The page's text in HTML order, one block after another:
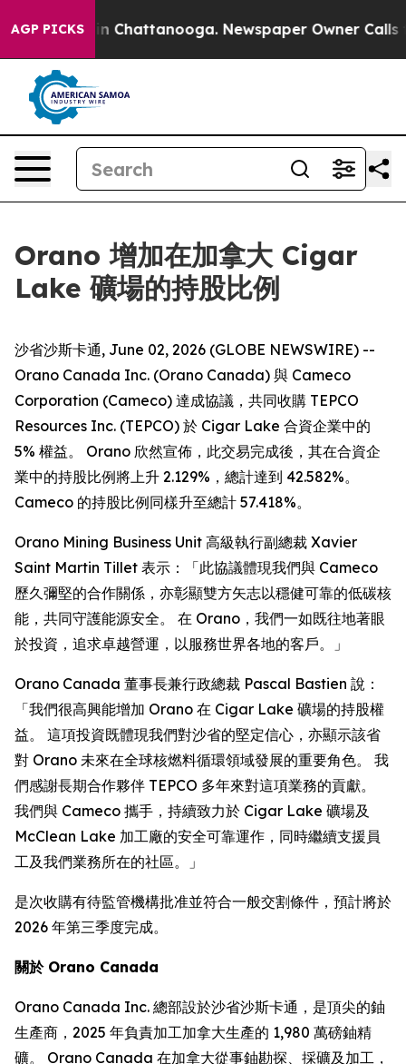
AGP PICKS
Chaos in Chattanooga. Newspaper Owner Calls
Orano 增加在加拿大 Cigar
Lake 礦場的持股比例
沙省沙斯卡通, June 02, 2026 (GLOBE NEWSWIRE) --
Orano Canada Inc. (Orano Canada) 與 Cameco
Corporation (Cameco) 達成協議，共同收購 TEPCO
Resources Inc. (TEPCO) 於 Cigar Lake 合資企業中的
5% 權益。 Orano 欣然宣佈，此交易完成後，其在合資企
業中的持股比例將上升 2.129%，總計達到 42.582%。
Cameco 的持股比例同樣升至總計 57.418%。
Orano Mining Business Unit 高級執行副總裁 Xavier
Saint Martin Tillet 表示：「此協議體現我們與 Cameco
歷久彌堅的合作關係，亦彰顯雙方矢志以穩健可靠的低碳核
能，共同守護能源安全。 在 Orano，我們一如既往地著眼
於投資，追求卓越營運，以服務世界各地的客戶。」
Orano Canada 董事長兼行政總裁 Pascal Bastien 說：
「我們很高興能增加 Orano 在 Cigar Lake 礦場的持股權
益。 這項投資既體現我們對沙省的堅定信心，亦顯示該省
對 Orano 未來在全球核燃料循環領域發展的重要角色。 我
們感謝長期合作夥伴 TEPCO 多年來對這項業務的貢獻。
我們與 Cameco 攜手，持續致力於 Cigar Lake 礦場及
McClean Lake 加工廠的安全可靠運作，同時繼續支援員
工及我們業務所在的社區。」
是次收購有待監管機構批准並符合一般交割條件，預計將於
2026 年第三季度完成。
關於 Orano Canada
Orano Canada Inc. 總部設於沙省沙斯卡通，是頂尖的鈾
生產商，2025 年負責加工加拿大生產的 1,980 萬磅鈾精
礦。 Orano Canada 在加拿大從事鈾勘探、採礦及加工，